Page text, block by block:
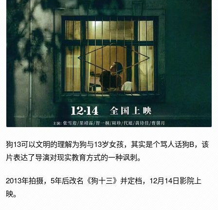
狗13可以文明的理解为狗与13岁女孩，其实是个骂人话狗B，该
片表达了导演对现实教育方式的一种讽刺。
2013年拍摄，5年后改名《狗十三》并定档，12月14日影院上
映。